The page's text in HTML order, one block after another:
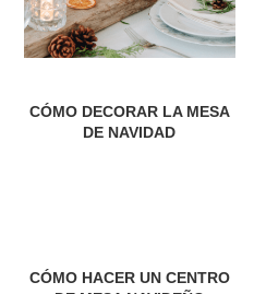
CÓMO DECORAR LA MESA
DE NAVIDAD
CÓMO HACER UN CENTRO